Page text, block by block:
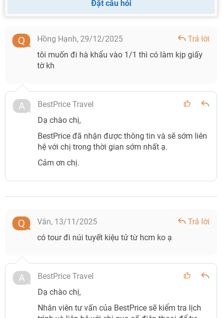
Đặt câu hỏi
Hồng Hạnh, 29/12/2025
Trả lời
tôi muốn đi hà khẩu vào 1/1 thì có làm kịp giấy
tờ kh
BestPrice Travel
Dạ chào chị,
BestPrice đã nhận được thông tin và sẽ sớm liên
hệ với chị trong thời gian sớm nhất ạ.
Cảm ơn chị.
Vân, 13/11/2025
Trả lời
có tour đi núi tuyết kiệu tử từ hcm ko ạ
BestPrice Travel
Dạ chào chị,
Nhân viên tư vấn của BestPrice sẽ kiểm tra lịch